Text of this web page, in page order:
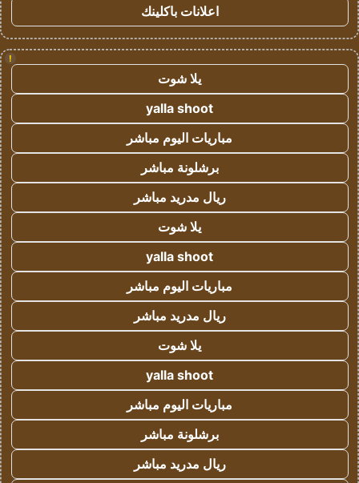
اعلانات باكلينك
!
يلا شوت
yalla shoot
مباريات اليوم مباشر
برشلونة مباشر
ريال مدريد مباشر
يلا شوت
yalla shoot
مباريات اليوم مباشر
ريال مدريد مباشر
يلا شوت
yalla shoot
مباريات اليوم مباشر
برشلونة مباشر
ريال مدريد مباشر